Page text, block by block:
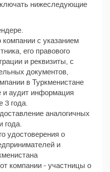
нижеследующие
с указанием
его правового
и реквизиты, с
документов,
в Туркменистане
и аудит информация
3 года.
аналогичных
года.
удостоверения о
и
компании - участницы о